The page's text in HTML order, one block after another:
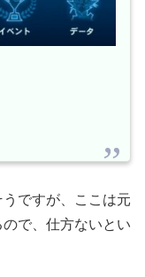
うですが、ここは元
で、仕方ないとい